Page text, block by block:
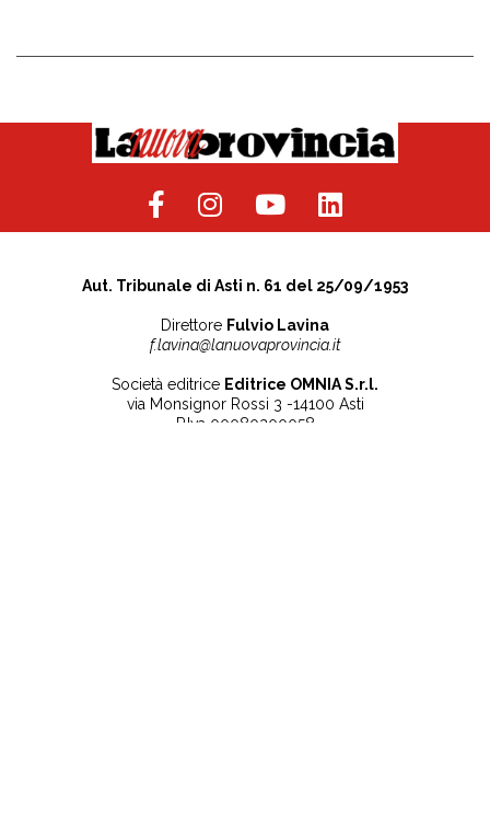
Aut. Tribunale di Asti n. 61 del 25/09/1953
Direttore Fulvio Lavina
f.lavina@lanuovaprovincia.it
Società editrice Editrice OMNIA S.r.l.
via Monsignor Rossi 3 -14100 Asti
P.Iva 00080200058